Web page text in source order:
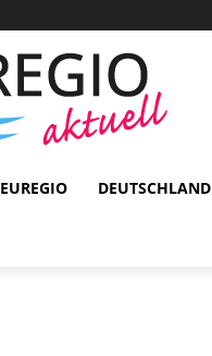
EUREGIO DEUTSCHLAND